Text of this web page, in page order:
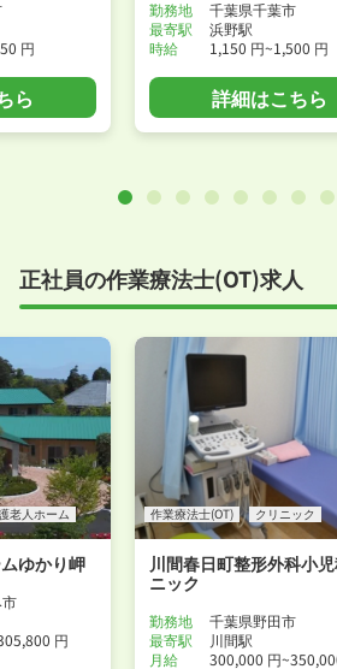
円
ら
勤務地
千葉県千葉市
最寄駅
浜野駅
時給
1,150 円~1,500 円
詳細はこちら
正社員の作業療法士(OT)求人
老人ホーム
ゆかり岬
円
作業療法士(OT) クリニック
川間春日町整形外科小
ニック
勤務地
千葉県野田市
最寄駅
川間駅
月給
300,000 円